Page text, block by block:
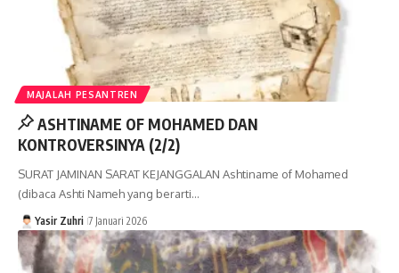
MAJALAH PESANTREN
ASHTINAME OF MOHAMED DAN
KONTROVERSINYA (2/2)
SURAT JAMINAN SARAT KEJANGGALAN Ashtiname of Mohamed
(dibaca Ashti Nameh yang berarti…
Yasir Zuhri 7 Januari 2026